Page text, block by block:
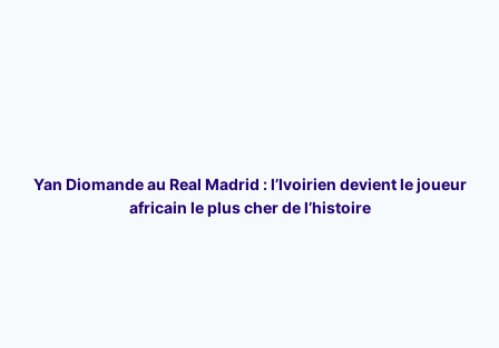
Yan Diomande au Real Madrid : l’Ivoirien devient le joueur
africain le plus cher de l’histoire